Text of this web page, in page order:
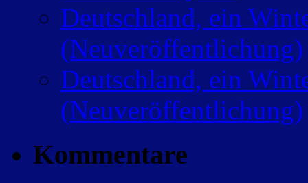
Deutschland, ein
(Neuveröffentlichung)
Deutschland, ein
(Neuveröffentlichung)
Kommentare